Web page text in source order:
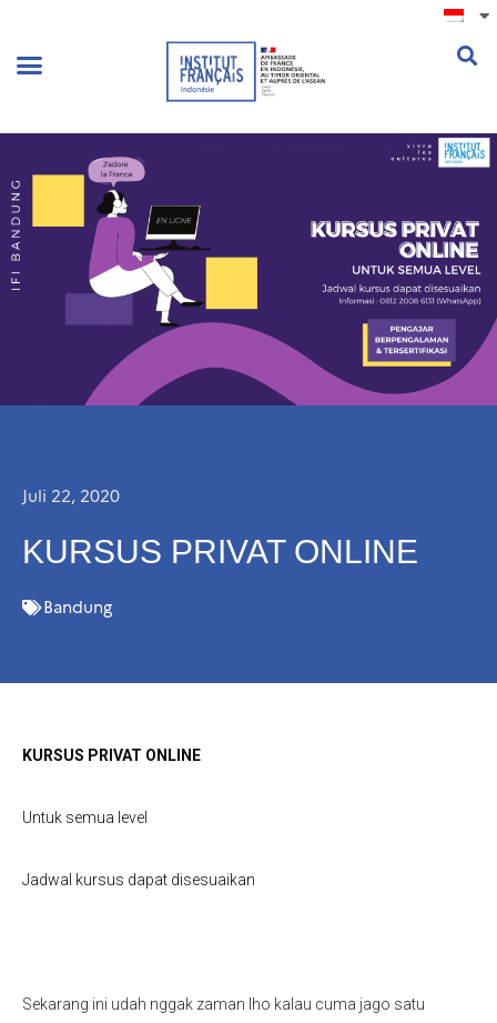
Juli 22, 2020
KURSUS PRIVAT ONLINE
Bandung
KURSUS PRIVAT ONLINE
Untuk semua level
Jadwal kursus dapat disesuaikan
Sekarang ini udah nggak zaman lho kalau cuma jago satu